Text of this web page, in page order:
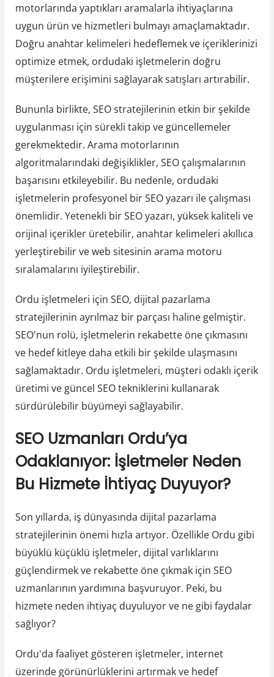
motorlarında yaptıkları aramalarla ihtiyaçlarına
uygun ürün ve hizmetleri bulmayı amaçlamaktadır.
Doğru anahtar kelimeleri hedeflemek ve içeriklerinizi
optimize etmek, ordudaki işletmelerin doğru
müşterilere erişimini sağlayarak satışları artırabilir.
Bununla birlikte, SEO stratejilerinin etkin bir şekilde
uygulanması için sürekli takip ve güncellemeler
gerekmektedir. Arama motorlarının
algoritmalarındaki değişiklikler, SEO çalışmalarının
başarısını etkileyebilir. Bu nedenle, ordudaki
işletmelerin profesyonel bir SEO yazarı ile çalışması
önemlidir. Yetenekli bir SEO yazarı, yüksek kaliteli ve
orijinal içerikler üretebilir, anahtar kelimeleri akıllıca
yerleştirebilir ve web sitesinin arama motoru
sıralamalarını iyileştirebilir.
Ordu işletmeleri için SEO, dijital pazarlama
stratejilerinin ayrılmaz bir parçası haline gelmiştir.
SEO'nun rolü, işletmelerin rekabette öne çıkmasını
ve hedef kitleye daha etkili bir şekilde ulaşmasını
sağlamaktadır. Ordu işletmeleri, müşteri odaklı içerik
üretimi ve güncel SEO tekniklerini kullanarak
sürdürülebilir büyümeyi sağlayabilir.
SEO Uzmanları Ordu’ya
Odaklanıyor: İşletmeler Neden
Bu Hizmete İhtiyaç Duyuyor?
Son yıllarda, iş dünyasında dijital pazarlama
stratejilerinin önemi hızla artıyor. Özellikle Ordu gibi
büyüklü küçüklü işletmeler, dijital varlıklarını
güçlendirmek ve rekabette öne çıkmak için SEO
uzmanlarının yardımına başvuruyor. Peki, bu
hizmete neden ihtiyaç duyuluyor ve ne gibi faydalar
sağlıyor?
Ordu'da faaliyet gösteren işletmeler, internet
üzerinde görünürlüklerini artırmak ve hedef